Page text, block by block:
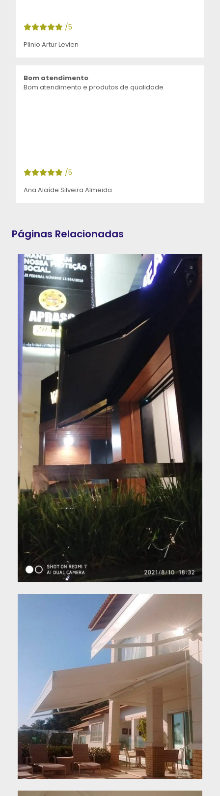
/5
Plinio Artur Levien
Bom atendimento
Bom atendimento e produtos de qualidade
/5
Ana Alaíde Silveira Almeida
Páginas Relacionadas